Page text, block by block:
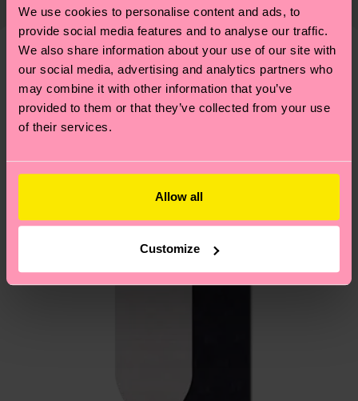
We use cookies to personalise content and ads, to
provide social media features and to analyse our traffic.
We also share information about your use of our site with
our social media, advertising and analytics partners who
may combine it with other information that you’ve
provided to them or that they’ve collected from your use
of their services.
Allow all
Customize
emissioni, amore per i calzini… e tantissime altre
piccole-grandi scelte responsabili! Vuoi scoprire
tutti i nostri segreti (e qualche dritta utile)? Dai
un’occhiata alla nostrapagina sulla sostenibilità!
presente che si tratta solo di una stima: la
consegna effettiva dipende dai servizi postali
Hai domande sui resi? Visita la nostra paginaResi
per trovare le risposte alle domande più comuni.
Secondo noi, ti piaceràPattern simili